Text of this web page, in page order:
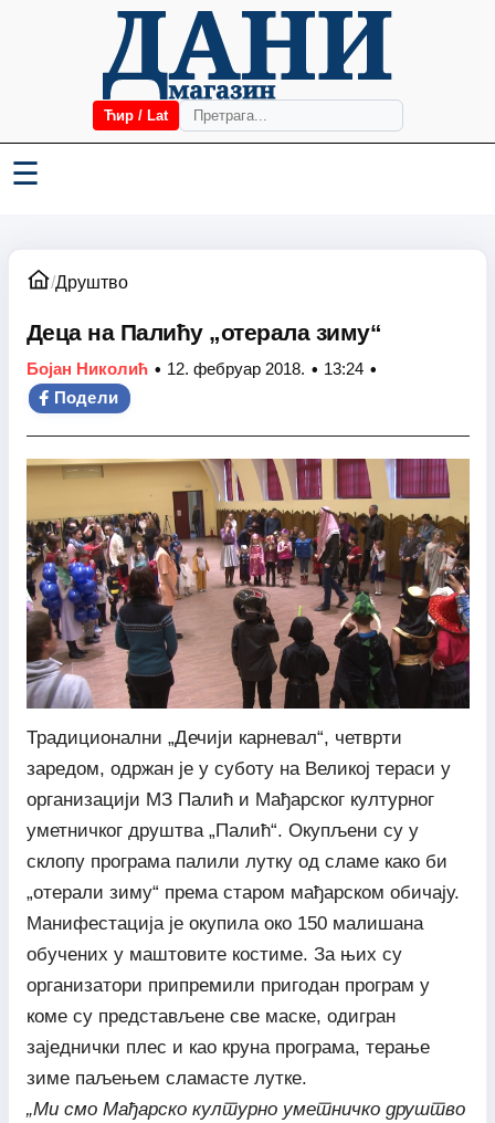
Ћир / Lat
☰
/Друштво
Деца на Палићу „отерала зиму“
Бојан Николић • 12. фебруар 2018. • 13:24 •
Подели
Традиционални „Дечији карневал“, четврти
заредом, одржан је у суботу на Великој тераси у
организацији МЗ Палић и Мађарског културног
уметничког друштва „Палић“. Окупљени су у
склопу програма палили лутку од сламе како би
„отерали зиму“ према старом мађарском обичају.
Манифестација је окупила око 150 малишана
обучених у маштовите костиме. За њих су
организатори припремили пригодан програм у
коме су представљене све маске, одигран
заједнички плес и као круна програма, терање
зиме паљењем сламасте лутке.
„Ми смо Мађарско културно уметничко друштво